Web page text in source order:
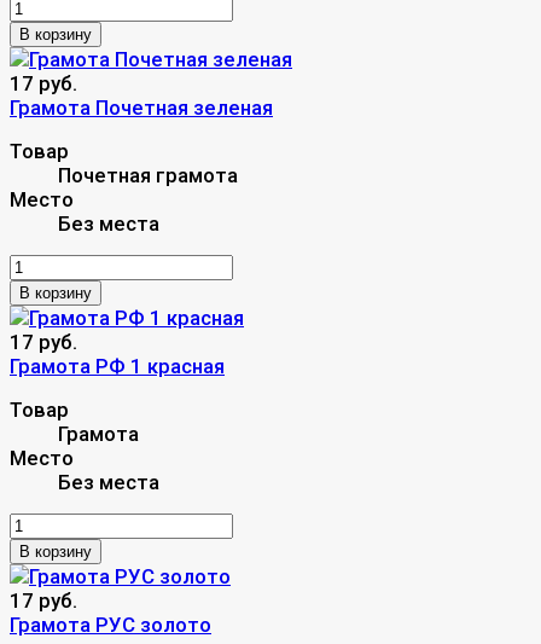
В корзину
17 руб.
Грамота Почетная зеленая
Товар
Почетная грамота
Место
Без места
В корзину
17 руб.
Грамота РФ 1 красная
Товар
Грамота
Место
Без места
В корзину
17 руб.
Грамота РУС золото